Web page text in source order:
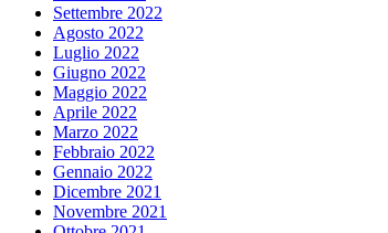
Settembre 2022
Agosto 2022
Luglio 2022
Giugno 2022
Maggio 2022
Aprile 2022
Marzo 2022
Febbraio 2022
Gennaio 2022
Dicembre 2021
Novembre 2021